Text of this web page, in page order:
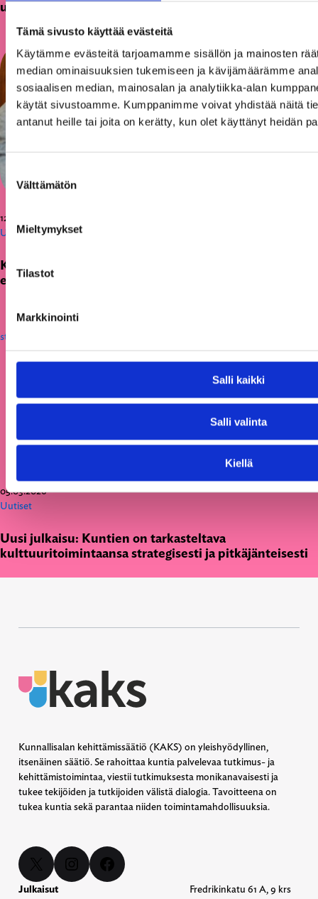
Tämä sivusto käyttää evästeitä
Käytämme evästeitä tarjoamamme sisällön ja mainosten
median ominaisuuksien tukemiseen ja kävijämäärämme
sosiaalisen median, mainosalan ja analytiikka-alan
käytät sivustoamme. Kumppanimme voivat yhdistää näitä
antanut heille tai joita on kerätty, kun olet käyttänyt heidän
valinta
Välttämätön
Mieltymykset
Tilastot
Markkinointi
Salli kaikki
Salli valinta
Kiellä
uutta talouspäällikköä
12.06.2026
Uutiset
KAKS teki apurahapäätökset vuoden 2026
ensimmäisestä hausta
05.03.2026
Uutiset
Uusi julkaisu: Kuntien on tarkasteltava
kulttuuritoimintaansa strategisesti ja pitkäjänteisesti
Kunnallisalan kehittämissäätiö (KAKS) on yleishyödyllinen,
itsenäinen säätiö. Se rahoittaa kuntia palvelevaa tutkimus- ja
kehittämistoimintaa, viestii tutkimuksesta monikanavaisesti ja
tukee tekijöiden ja tutkijoiden välistä dialogia. Tavoitteena on
tukea kuntia sekä parantaa niiden toimintamahdollisuuksia.
X Instagram Facebook
Julkaisut
Fredrikinkatu 61 A, 9 krs